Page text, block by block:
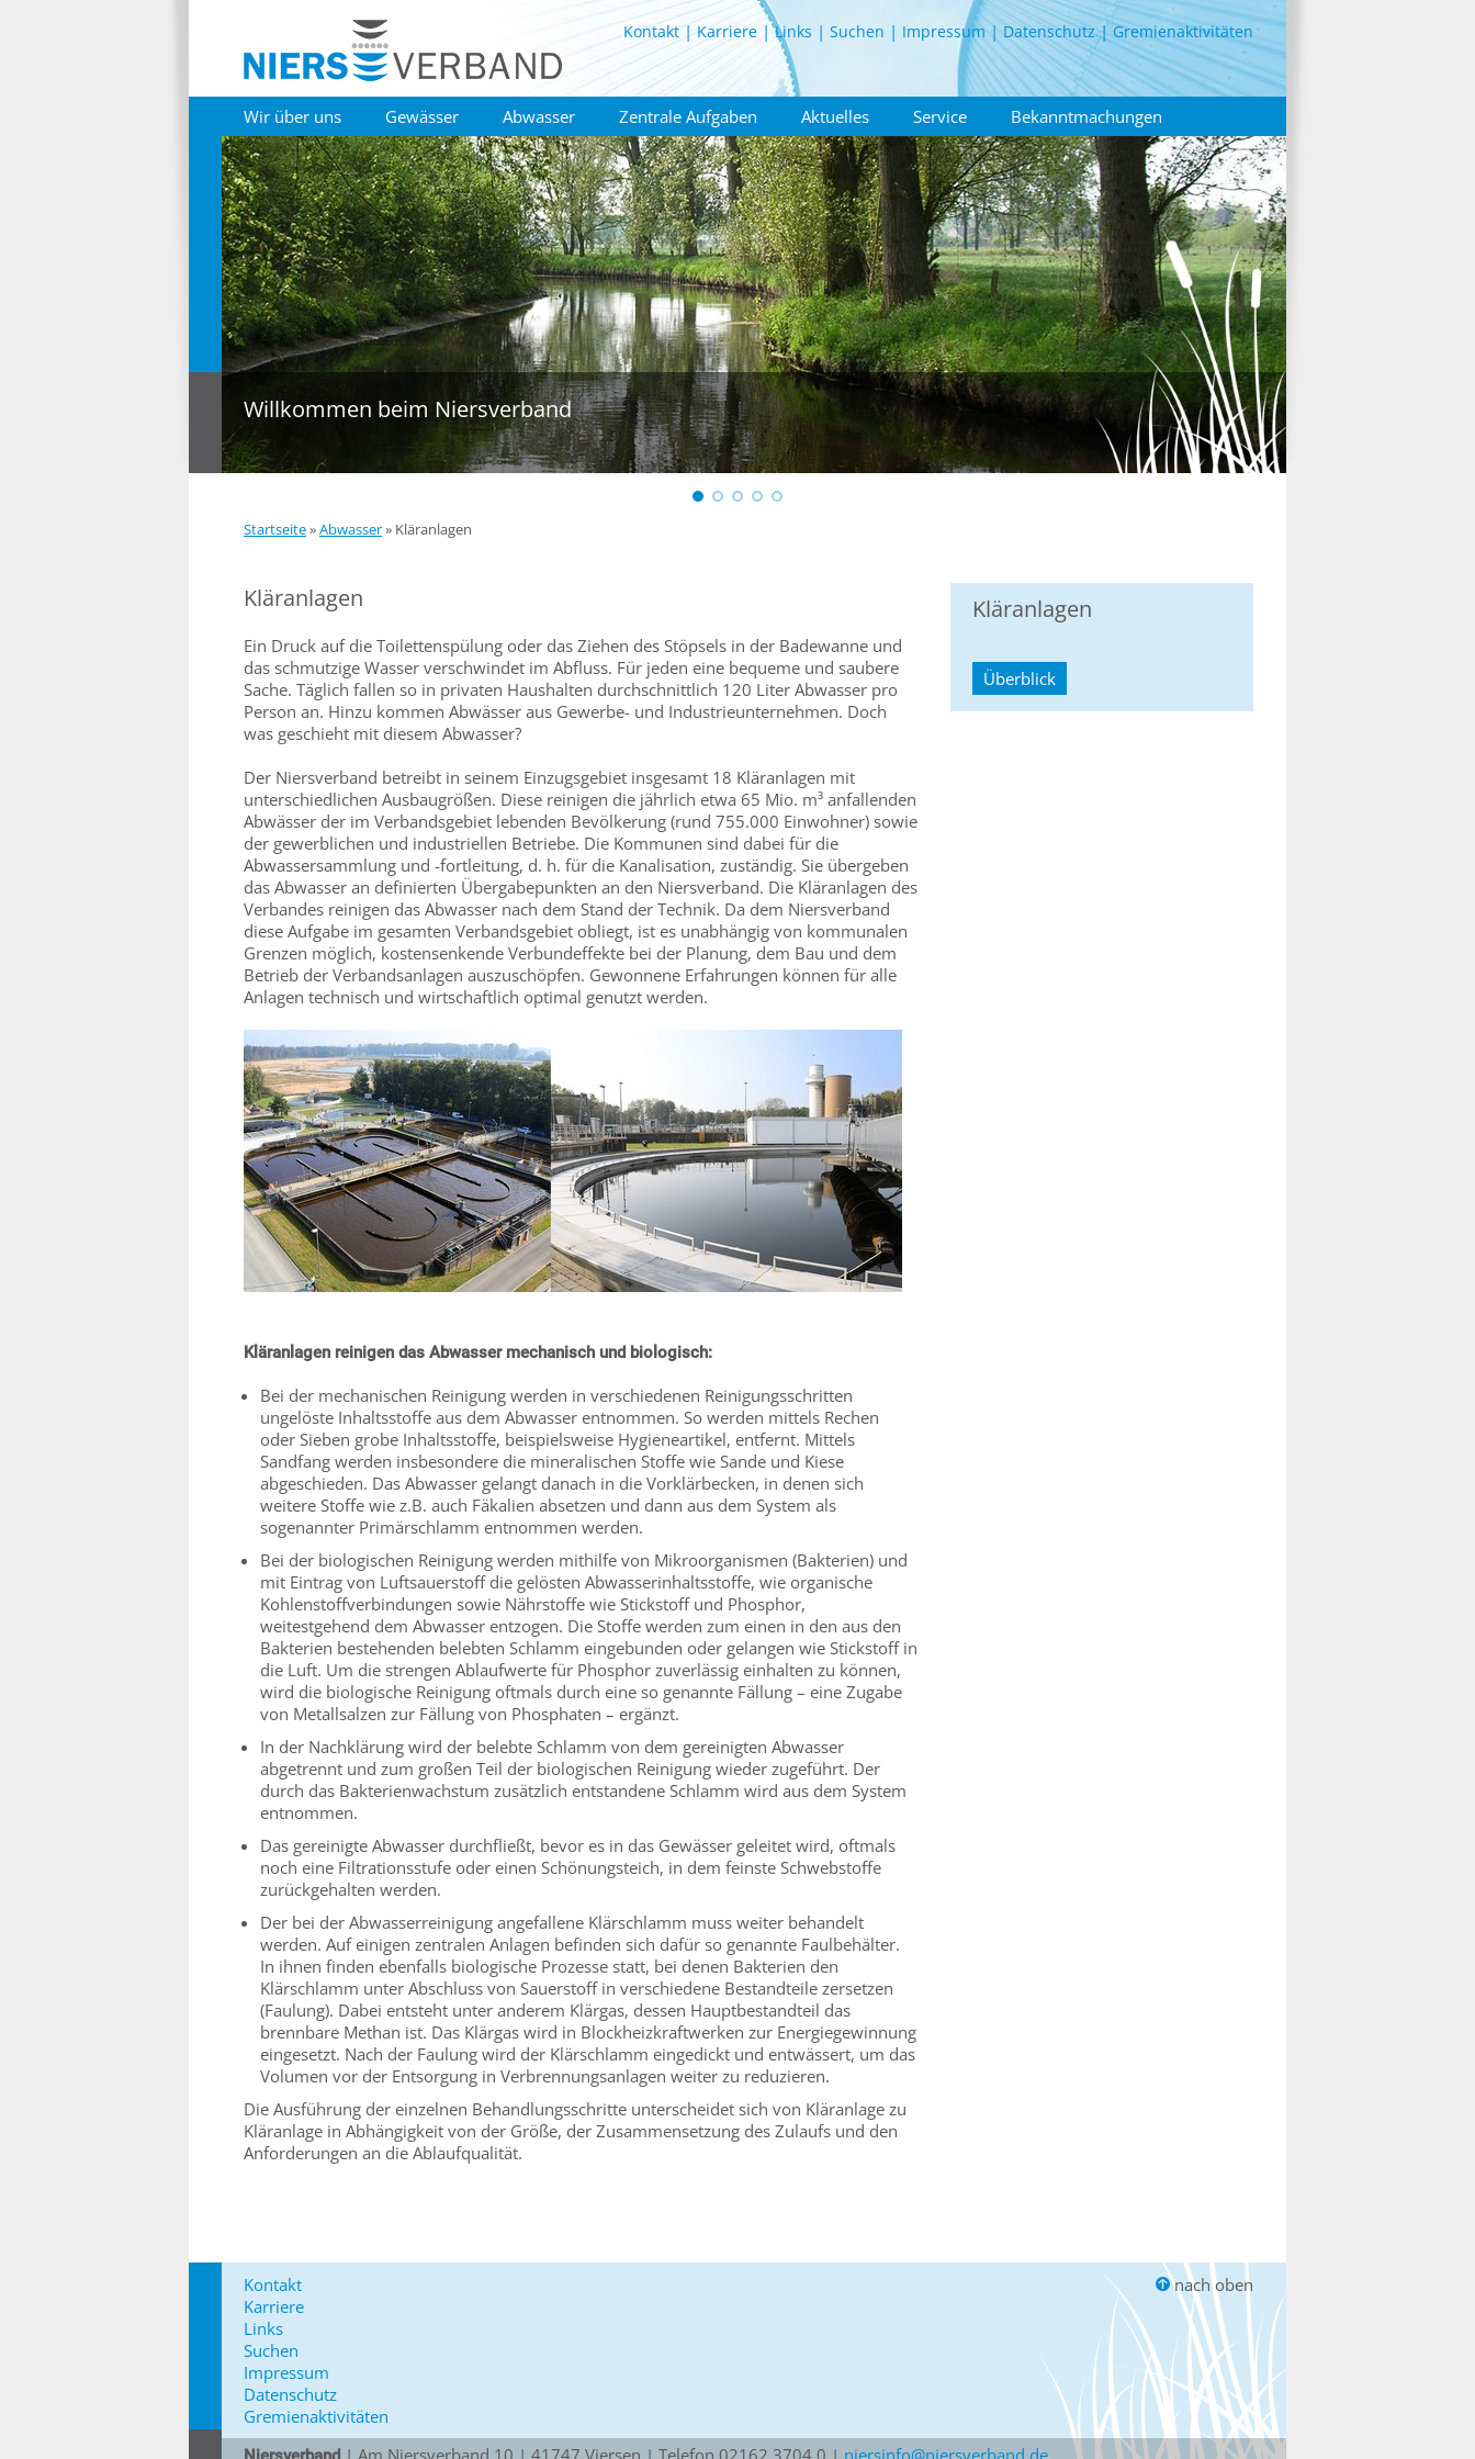
Kontakt Karriere Links Suchen Impressum Datenschutz Gremienaktivitäten
Wir über uns Gewässer Abwasser Zentrale Aufgaben Aktuelles Service Bekanntmachungen
Willkommen beim Niersverband
Startseite»Abwasser» Kläranlagen
Kläranlagen
Ein Druck auf die Toilettenspülung oder das Ziehen des Stöpsels in der Badewanne und
das schmutzige Wasser verschwindet im Abfluss. Für jeden eine bequeme und saubere
Sache. Täglich fallen so in privaten Haushalten durchschnittlich 120 Liter Abwasser pro
Person an. Hinzu kommen Abwässer aus Gewerbe- und Industrieunternehmen. Doch
was geschieht mit diesem Abwasser?
Der Niersverband betreibt in seinem Einzugsgebiet insgesamt 18 Kläranlagen mit
unterschiedlichen Ausbaugrößen. Diese reinigen die jährlich etwa 65 Mio. m³ anfallenden
Abwässer der im Verbandsgebiet lebenden Bevölkerung (rund 755.000 Einwohner) sowie
der gewerblichen und industriellen Betriebe. Die Kommunen sind dabei für die
Abwassersammlung und -fortleitung, d. h. für die Kanalisation, zuständig. Sie übergeben
das Abwasser an definierten Übergabepunkten an den Niersverband. Die Kläranlagen des
Verbandes reinigen das Abwasser nach dem Stand der Technik. Da dem Niersverband
diese Aufgabe im gesamten Verbandsgebiet obliegt, ist es unabhängig von kommunalen
Grenzen möglich, kostensenkende Verbundeffekte bei der Planung, dem Bau und dem
Betrieb der Verbandsanlagen auszuschöpfen. Gewonnene Erfahrungen können für alle
Anlagen technisch und wirtschaftlich optimal genutzt werden.
Kläranlagen reinigen das Abwasser mechanisch und biologisch:
Bei der mechanischen Reinigung werden in verschiedenen Reinigungsschritten
ungelöste Inhaltsstoffe aus dem Abwasser entnommen. So werden mittels Rechen
oder Sieben grobe Inhaltsstoffe, beispielsweise Hygieneartikel, entfernt. Mittels
Sandfang werden insbesondere die mineralischen Stoffe wie Sande und Kiese
abgeschieden. Das Abwasser gelangt danach in die Vorklärbecken, in denen sich
weitere Stoffe wie z.B. auch Fäkalien absetzen und dann aus dem System als
sogenannter Primärschlamm entnommen werden.
Bei der biologischen Reinigung werden mithilfe von Mikroorganismen (Bakterien) und
mit Eintrag von Luftsauerstoff die gelösten Abwasserinhaltsstoffe, wie organische
Kohlenstoffverbindungen sowie Nährstoffe wie Stickstoff und Phosphor,
weitestgehend dem Abwasser entzogen. Die Stoffe werden zum einen in den aus den
Bakterien bestehenden belebten Schlamm eingebunden oder gelangen wie Stickstoff in
die Luft. Um die strengen Ablaufwerte für Phosphor zuverlässig einhalten zu können,
wird die biologische Reinigung oftmals durch eine so genannte Fällung – eine Zugabe
von Metallsalzen zur Fällung von Phosphaten – ergänzt.
In der Nachklärung wird der belebte Schlamm von dem gereinigten Abwasser
abgetrennt und zum großen Teil der biologischen Reinigung wieder zugeführt. Der
durch das Bakterienwachstum zusätzlich entstandene Schlamm wird aus dem System
entnommen.
Das gereinigte Abwasser durchfließt, bevor es in das Gewässer geleitet wird, oftmals
noch eine Filtrationsstufe oder einen Schönungsteich, in dem feinste Schwebstoffe
zurückgehalten werden.
Der bei der Abwasserreinigung angefallene Klärschlamm muss weiter behandelt
werden. Auf einigen zentralen Anlagen befinden sich dafür so genannte Faulbehälter.
In ihnen finden ebenfalls biologische Prozesse statt, bei denen Bakterien den
Klärschlamm unter Abschluss von Sauerstoff in verschiedene Bestandteile zersetzen
(Faulung). Dabei entsteht unter anderem Klärgas, dessen Hauptbestandteil das
brennbare Methan ist. Das Klärgas wird in Blockheizkraftwerken zur Energiegewinnung
eingesetzt. Nach der Faulung wird der Klärschlamm eingedickt und entwässert, um das
Volumen vor der Entsorgung in Verbrennungsanlagen weiter zu reduzieren.
Die Ausführung der einzelnen Behandlungsschritte unterscheidet sich von Kläranlage zu
Kläranlage in Abhängigkeit von der Größe, der Zusammensetzung des Zulaufs und den
Anforderungen an die Ablaufqualität.
Kläranlagen
Überblick
Kontakt
Karriere
Links
Suchen
Impressum
Datenschutz
Gremienaktivitäten
| Am Niersverband 10 | 41747 Viersen | Telefon 02162 3704 0 | niersinfo@niersverband.de
nach oben